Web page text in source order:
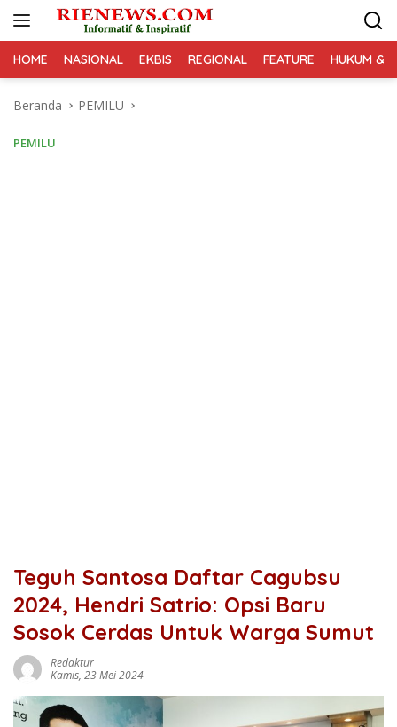
HOME NASIONAL EKBIS REGIONAL FEATURE HUKUM &
Beranda PEMILU
PEMILU
Teguh Santosa Daftar Cagubsu
2024, Hendri Satrio: Opsi Baru
Sosok Cerdas Untuk Warga Sumut
Redaktur
Kamis, 23 Mei 2024